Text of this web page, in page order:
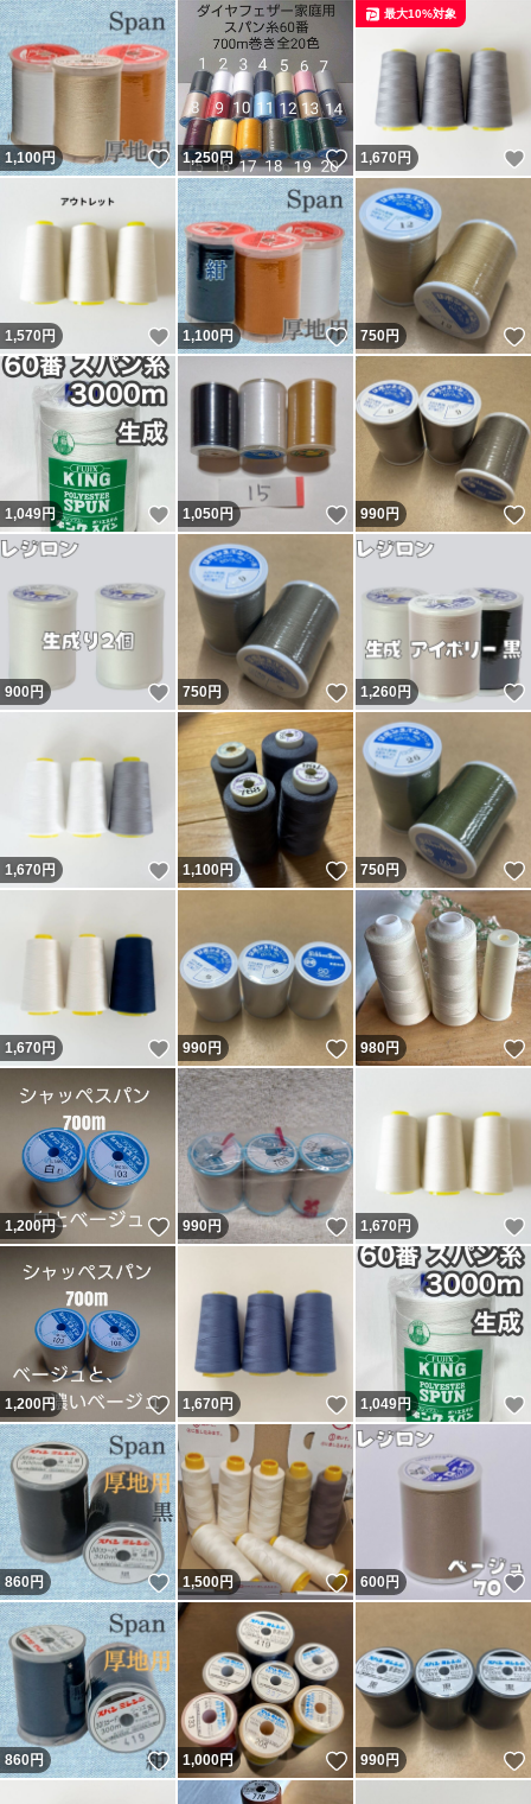
1,100円 いいね！
1,250円 いいね！
1,670 円
最大10%対象
1,570 円 いいね！
1,100円 いいね！
750円
1,049円 いいね！
1,050円 いいね！
990円
900円 いいね！
750円 いいね！
1,260円
1,670 円 いいね！
1,100円 いいね！
750円
1,670 円 いいね！
990円 いいね！
980円
1,200円 いいね！
990円 いいね！
1,670 円
1,200円 いいね！
1,670円 いいね！
1,049円
860円 いいね！
1,500円 いいね！
600円
860円 いいね！
1,000円 いいね！
990円